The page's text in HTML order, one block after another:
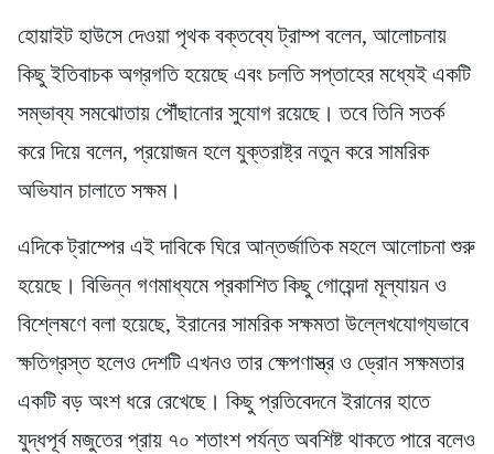
হোয়াইট হাউসে দেওয়া পৃথক বক্তব্যে ট্রাম্প বলেন, আলোচনায়
কিছু ইতিবাচক অগ্রগতি হয়েছে এবং চলতি সপ্তাহের মধ্যেই একটি
সম্ভাব্য সমঝোতায় পৌঁছানোর সুযোগ রয়েছে। তবে তিনি সতর্ক
করে দিয়ে বলেন, প্রয়োজন হলে যুক্তরাষ্ট্র নতুন করে সামরিক
অভিযান চালাতে সক্ষম।
এদিকে ট্রাম্পের এই দাবিকে ঘিরে আন্তর্জাতিক মহলে আলোচনা শুরু
হয়েছে। বিভিন্ন গণমাধ্যমে প্রকাশিত কিছু গোয়েন্দা মূল্যায়ন ও
বিশ্লেষণে বলা হয়েছে, ইরানের সামরিক সক্ষমতা উল্লেখযোগ্যভাবে
ক্ষতিগ্রস্ত হলেও দেশটি এখনও তার ক্ষেপণাস্ত্র ও ড্রোন সক্ষমতার
একটি বড় অংশ ধরে রেখেছে। কিছু প্রতিবেদনে ইরানের হাতে
যুদ্ধপূর্ব মজুতের প্রায় ৭০ শতাংশ পর্যন্ত অবশিষ্ট থাকতে পারে বলেও